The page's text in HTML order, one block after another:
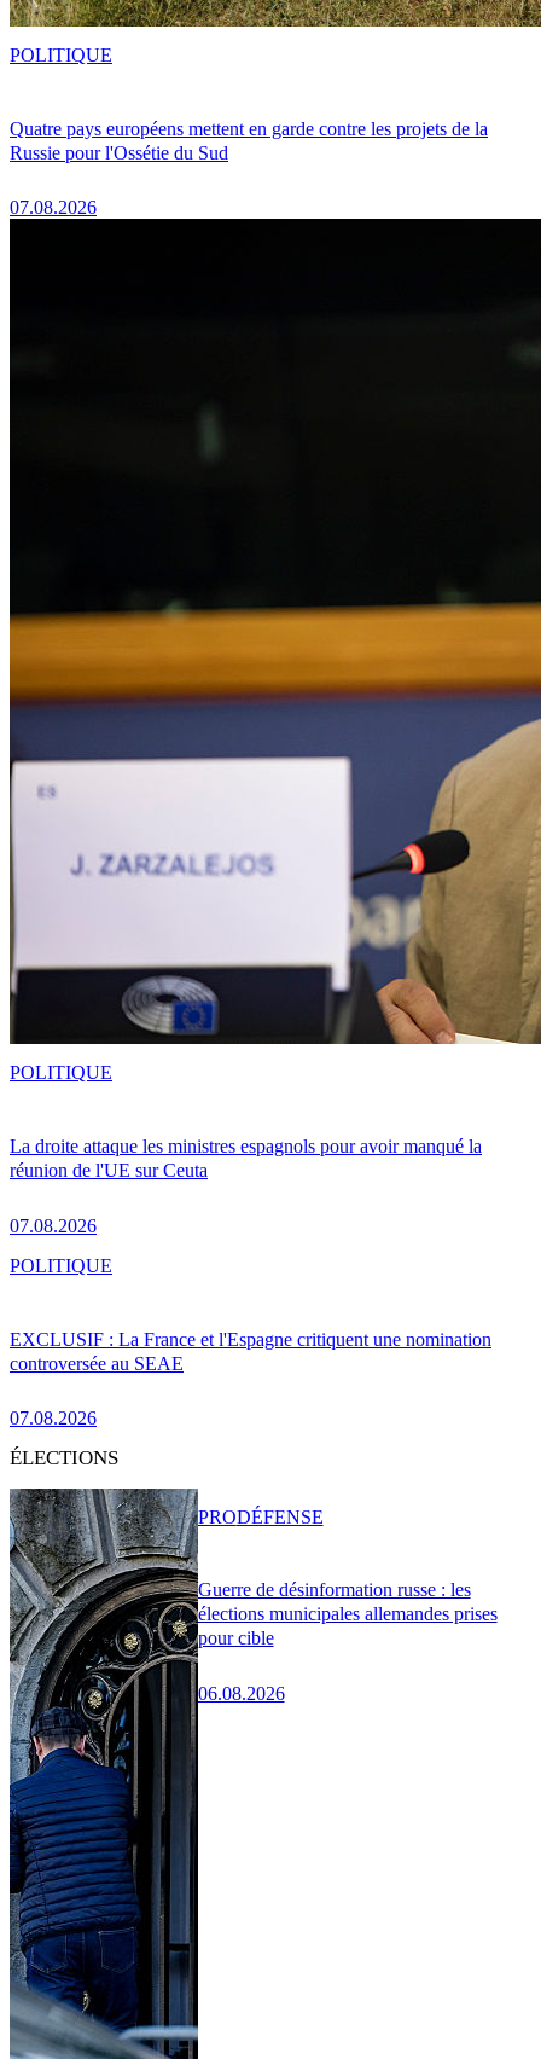
Quatre pays européens mettent en garde contre les projets de la
Russie pour l'Ossétie du Sud
07.08.2026
POLITIQUE
La droite attaque les ministres espagnols pour avoir manqué la
réunion de l'UE sur Ceuta
07.08.2026
POLITIQUE
EXCLUSIF : La France et l'Espagne critiquent une nomination
controversée au SEAE
07.08.2026
POLITIQUE
ÉLECTIONS
Guerre de désinformation russe : les
élections municipales allemandes prises
pour cible
06.08.2026
PRODÉFENSE